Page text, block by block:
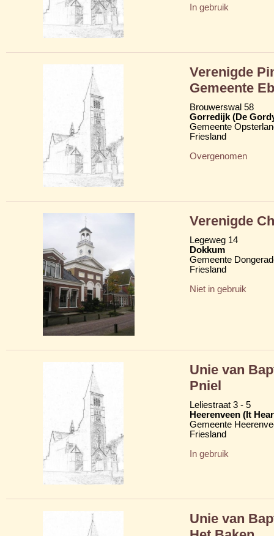
In gebruik
Verenigde
Gemeente
Brouwerswal 58
Gorredijk (De
Gemeente
Friesland
Overgenomen
Verenigde
Legeweg 14
Dokkum
Gemeente
Friesland
Niet in gebruik
Unie van
Pniel
Leliestraat 3 - 5
Heerenveen (It
Gemeente
Friesland
In gebruik
Unie van